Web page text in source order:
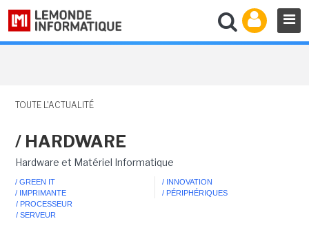
TOUTE L'ACTUALITÉ
/ HARDWARE
Hardware et Matériel Informatique
/ GREEN IT
/ IMPRIMANTE
/ INNOVATION
/ PÉRIPHÉRIQUES
/ PROCESSEUR
/ SERVEUR